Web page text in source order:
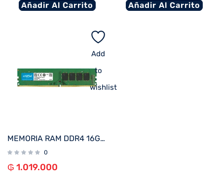
Añadir Al Carrito Añadir Al Carrito
Add
to
wishlist
MEMORIA RAM DDR4 16G 3200 CRUCIAL CT16G4DFRA32A
0
₲ 1.019.000